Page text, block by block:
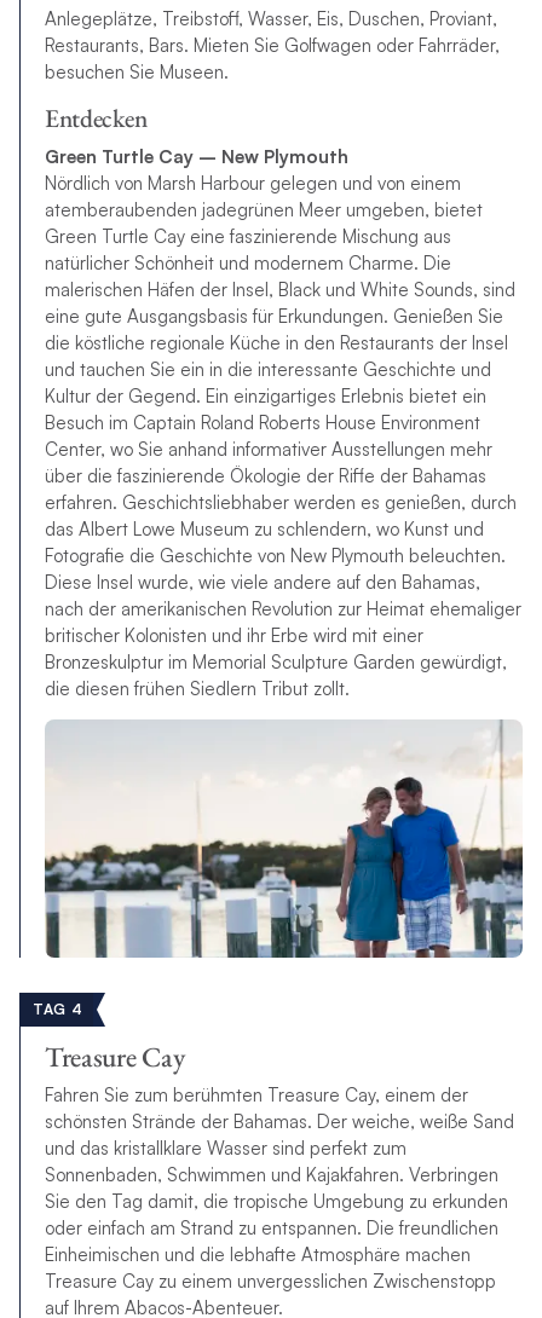
Anlegeplätze, Treibstoff, Wasser, Eis, Duschen, Proviant,
Restaurants, Bars. Mieten Sie Golfwagen oder Fahrräder,
besuchen Sie Museen.
Entdecken
Green Turtle Cay – New Plymouth
Nördlich von Marsh Harbour gelegen und von einem
atemberaubenden jadegrünen Meer umgeben, bietet
Green Turtle Cay eine faszinierende Mischung aus
natürlicher Schönheit und modernem Charme. Die
malerischen Häfen der Insel, Black und White Sounds, sind
eine gute Ausgangsbasis für Erkundungen. Genießen Sie
die köstliche regionale Küche in den Restaurants der Insel
und tauchen Sie ein in die interessante Geschichte und
Kultur der Gegend. Ein einzigartiges Erlebnis bietet ein
Besuch im Captain Roland Roberts House Environment
Center, wo Sie anhand informativer Ausstellungen mehr
über die faszinierende Ökologie der Riffe der Bahamas
erfahren. Geschichtsliebhaber werden es genießen, durch
das Albert Lowe Museum zu schlendern, wo Kunst und
Fotografie die Geschichte von New Plymouth beleuchten.
Diese Insel wurde, wie viele andere auf den Bahamas,
nach der amerikanischen Revolution zur Heimat ehemaliger
britischer Kolonisten und ihr Erbe wird mit einer
Bronzeskulptur im Memorial Sculpture Garden gewürdigt,
die diesen frühen Siedlern Tribut zollt.
TAG 4
Treasure Cay
Fahren Sie zum berühmten Treasure Cay, einem der
schönsten Strände der Bahamas. Der weiche, weiße Sand
und das kristallklare Wasser sind perfekt zum
Sonnenbaden, Schwimmen und Kajakfahren. Verbringen
Sie den Tag damit, die tropische Umgebung zu erkunden
oder einfach am Strand zu entspannen. Die freundlichen
Einheimischen und die lebhafte Atmosphäre machen
Treasure Cay zu einem unvergesslichen Zwischenstopp
auf Ihrem Abacos-Abenteuer.